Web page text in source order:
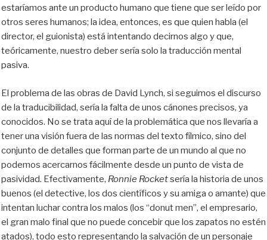
estaríamos ante un producto humano que tiene que ser leído por
otros seres humanos; la idea, entonces, es que quien habla (el
director, el guionista) está intentando decirnos algo y que,
teóricamente, nuestro deber sería solo la traducción mental
pasiva.
El problema de las obras de David Lynch, si seguimos el discurso
de la traducibilidad, sería la falta de unos cánones precisos, ya
conocidos. No se trata aquí de la problemática que nos llevaría a
tener una visión fuera de las normas del texto fílmico, sino del
conjunto de detalles que forman parte de un mundo al que no
podemos acercarnos fácilmente desde un punto de vista de
pasividad. Efectivamente, Ronnie Rocketsería la historia de unos
buenos (el detective, los dos científicos y su amiga o amante) que
intentan luchar contra los malos (los “donut men”, el empresario,
el gran malo final que no puede concebir que los zapatos no estén
atados), todo esto representando la salvación de un personaje